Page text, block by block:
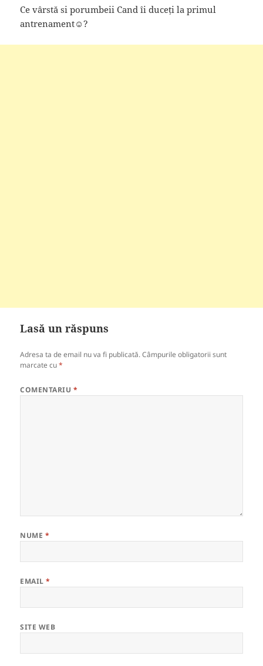
Ce vârstă si porumbeii Cand îi duceți la primul
antrenament☺?
Lasă un răspuns
Adresa ta de email nu va fi publicată. Câmpurile obligatorii sunt
marcate cu*
COMENTARIU *
NUME *
EMAIL*
SITE WEB